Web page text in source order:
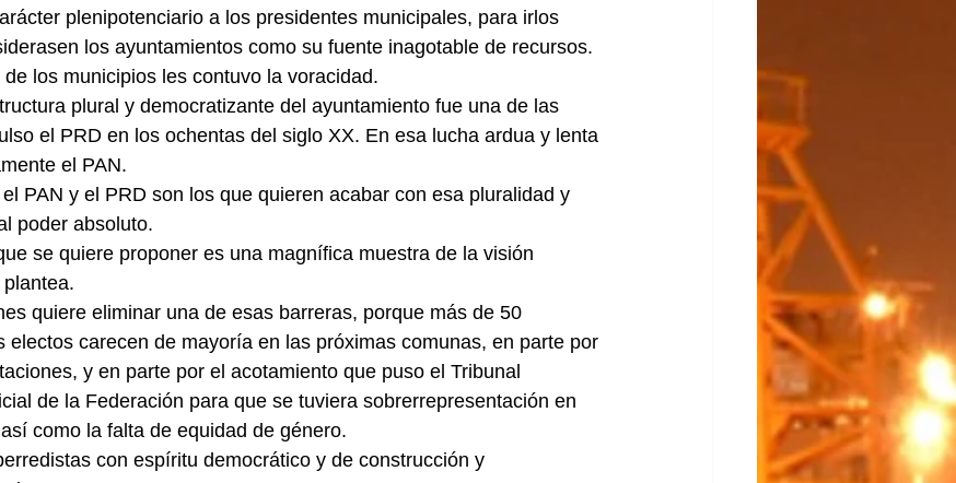
plenipotenciario a los presidentes municipales, para irlos
los ayuntamientos como su fuente inagotable de recursos.
los municipios les contuvo la voracidad.
plural y democratizante del ayuntamiento fue una de las
el PRD en los ochentas del siglo XX. En esa lucha ardua y lenta
el PAN.
PAN y el PRD son los que quieren acabar con esa pluralidad y
poder absoluto.
se quiere proponer es una magnífica muestra de la visión
quiere eliminar una de esas barreras, porque más de 50
electos carecen de mayoría en las próximas comunas, en parte por
y en parte por el acotamiento que puso el Tribunal
de la Federación para que se tuviera sobrerrepresentación en
como la falta de equidad de género.
con espíritu democrático y de construcción y